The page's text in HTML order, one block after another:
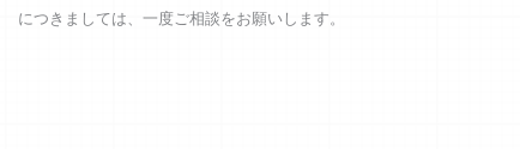
につきましては、一度ご相談をお願いします。